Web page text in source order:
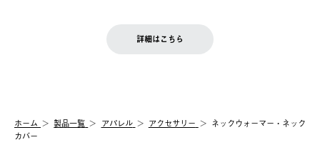
【配送業者】
佐川急便にて配送されます。
お客様都合の返品にかかる送料は、お客様ご負担とさせていただ
む）は受け付けておりません。
一度お手元の商品を返品いただき、ご希望商品を再注文してくだ
LOGOS FAMILY会員の方は、会員マイページ内 購入履歴画面に
詳細はこちら
ホーム 製品一覧 アパレル アクセサリー
ネックウォーマー・ネック
カバー